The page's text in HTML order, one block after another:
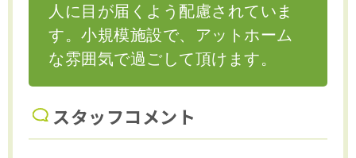
人に目が届くよう配慮されていま
す。小規模施設で、アットホーム
な雰囲気で過ごして頂けます。
スタッフコメント